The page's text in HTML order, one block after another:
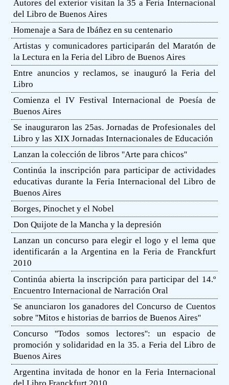
Autores del exterior visitan la 35 a Feria Internacional
del Libro de Buenos Aires
Homenaje a Sara de Ibáñez en su centenario
Artistas y comunicadores participarán del Maratón de
la Lectura en la Feria del Libro de Buenos Aires
Entre anuncios y reclamos, se inauguró la Feria del
Libro
Comienza el IV Festival Internacional de Poesía de
Buenos Aires
Se inauguraron las 25as. Jornadas de Profesionales del
Libro y las XIX Jornadas Internacionales de Educación
Lanzan la colección de libros ''Arte para chicos''
Continúa la inscripción para participar de actividades
educativas durante la Feria Internacional del Libro de
Buenos Aires
Borges, Pinochet y el Nobel
Don Quijote de la Mancha y la depresión
Lanzan un concurso para elegir el logo y el lema que
identificarán a la Argentina en la Feria de Franckfurt
2010
Continúa abierta la inscripción para participar del 14.º
Encuentro Internacional de Narración Oral
Se anunciaron los ganadores del Concurso de Cuentos
sobre ''Mitos e historias de barrios de Buenos Aires''
Concurso ''Todos somos lectores'': un espacio de
promoción y solidaridad en la 35. a Feria del Libro de
Buenos Aires
Argentina invitada de honor en la Feria Internacional